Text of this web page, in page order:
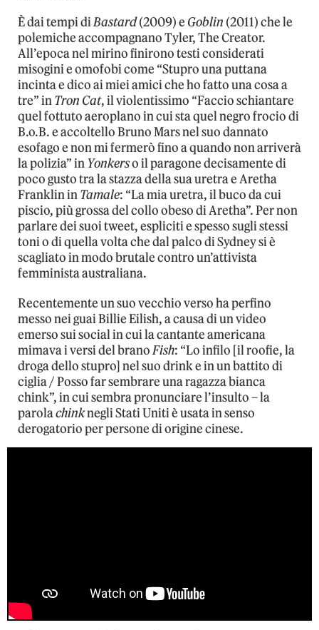
È dai tempi diBastard(2009) e Goblin (2011) che le
polemiche accompagnano Tyler, The Creator.
All’epoca nel mirino finirono testi considerati
misogini e omofobi come “Stupro una puttana
incinta e dico ai miei amici che ho fatto una cosa a
tre” inTron Cat, il violentissimo “Faccio schiantare
quel fottuto aeroplano in cui sta quel negro frocio di
B.o.B. e accoltello Bruno Mars nel suo dannato
esofago e non mi fermerò fino a quando non arriverà
la polizia” in Yonkerso il paragone decisamente di
poco gusto tra la stazza della sua uretra e Aretha
Franklin inTamale: “La mia uretra, il buco da cui
piscio, più grossa del collo obeso di Aretha”. Per non
parlare dei suoi tweet, espliciti e spesso sugli stessi
toni o di quella volta che dal palco di Sydney si è
scagliato in modo brutale contro un’attivista
femminista australiana.
Recentemente un suo vecchio verso ha perfino
messo nei guai Billie Eilish, a causa di un video
emerso sui social in cui la cantante americana
mimava i versi del branoFish: “Lo infilo [il roofie, la
droga dello stupro] nel suo drink e in un battito di
ciglia / Posso far sembrare una ragazza bianca
chink”, in cui sembra pronunciare l’insulto – la
parolachinknegli Stati Uniti è usata in senso
derogatorio per persone di origine cinese.